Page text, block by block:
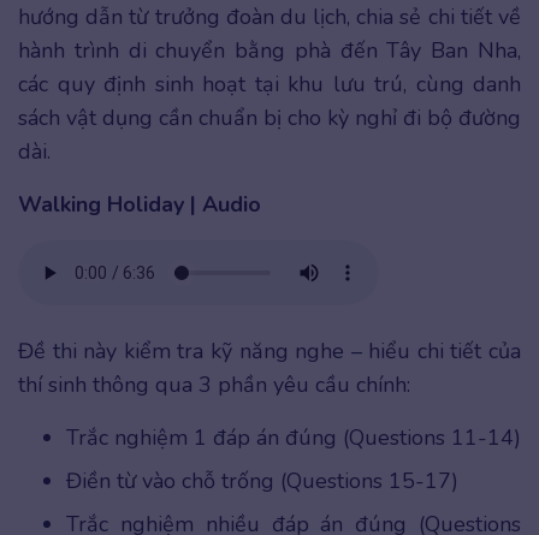
hướng dẫn từ trưởng đoàn du lịch, chia sẻ chi tiết về
hành trình di chuyển bằng phà đến Tây Ban Nha,
các quy định sinh hoạt tại khu lưu trú, cùng danh
sách vật dụng cần chuẩn bị cho kỳ nghỉ đi bộ đường
dài.
Walking Holiday | Audio
Đề thi này kiểm tra kỹ năng nghe – hiểu chi tiết của
thí sinh thông qua 3 phần yêu cầu chính:
Trắc nghiệm 1 đáp án đúng (Questions 11-14)
Điền từ vào chỗ trống (Questions 15-17)
Trắc nghiệm nhiều đáp án đúng (Questions